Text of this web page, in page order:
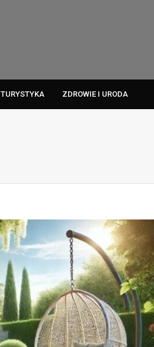
TURYSTYKA ZDROWIE I URODA